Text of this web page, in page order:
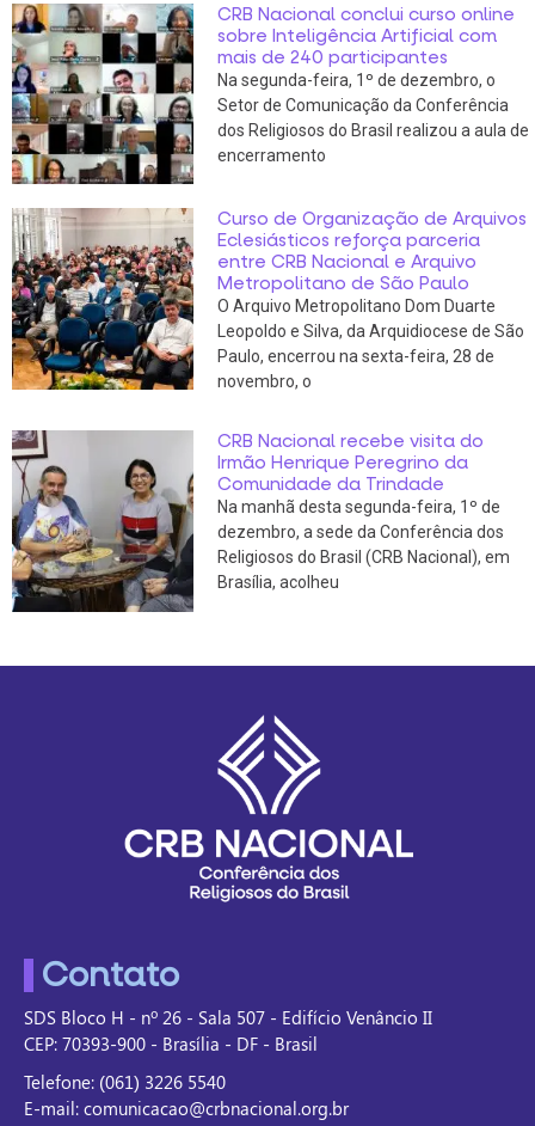
CRB Nacional conclui curso online
sobre Inteligência Artificial com
mais de 240 participantes
Na segunda-feira, 1º de dezembro, o
Setor de Comunicação da Conferência
dos Religiosos do Brasil realizou a aula de
encerramento
Curso de Organização de Arquivos
Eclesiásticos reforça parceria
entre CRB Nacional e Arquivo
Metropolitano de São Paulo
O Arquivo Metropolitano Dom Duarte
Leopoldo e Silva, da Arquidiocese de São
Paulo, encerrou na sexta-feira, 28 de
novembro, o
CRB Nacional recebe visita do
Irmão Henrique Peregrino da
Comunidade da Trindade
Na manhã desta segunda-feira, 1º de
dezembro, a sede da Conferência dos
Religiosos do Brasil (CRB Nacional), em
Brasília, acolheu
Contato
SDS Bloco H - nº 26 - Sala 507 - Edifício Venâncio II
CEP: 70393-900 - Brasília - DF - Brasil
Telefone: (061) 3226 5540
E-mail: comunicacao@crbnacional.org.br